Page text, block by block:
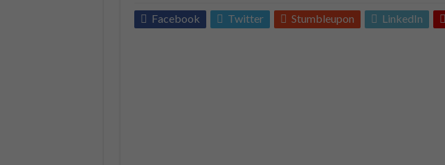
Facebook Twitter Stumbleupon LinkedIn